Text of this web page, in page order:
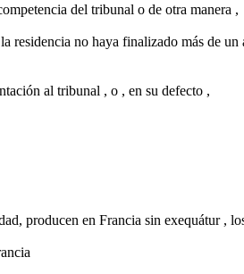
del tribunal o de otra manera ,
residencia no haya finalizado más de
al tribunal , o , en su defecto ,
producen en Francia sin exequátur ,